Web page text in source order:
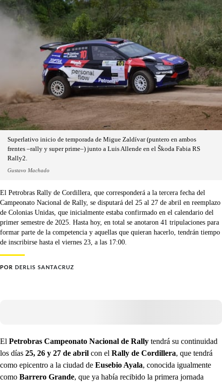
Superlativo inicio de temporada de Migue Zaldívar (puntero en ambos
frentes –rally y super prime–) junto a Luis Allende en el Škoda Fabia RS
Rally2.
Gustavo Machado
El Petrobras Rally de Cordillera, que corresponderá a la tercera fecha del
Campeonato Nacional de Rally, se disputará del 25 al 27 de abril en reemplazo
de Colonias Unidas, que inicialmente estaba confirmado en el calendario del
primer semestre de 2025. Hasta hoy, en total se anotaron 41 tripulaciones para
formar parte de la competencia y aquellas que quieran hacerlo, tendrán tiempo
de inscribirse hasta el viernes 23, a las 17:00.
POR DERLIS SANTACRUZ
El Petrobras Campeonato Nacional de Rally tendrá su continuidad
los días 25, 26 y 27 de abril con el Rally de Cordillera, que tendrá
como epicentro a la ciudad de Eusebio Ayala, conocida igualmente
como Barrero Grande, que ya había recibido la primera jornada